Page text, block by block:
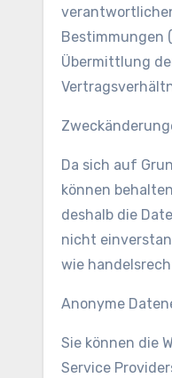
Bestimmungen
Übermittlung
Da sich auf
können
deshalb die
nicht
wie
Anonyme
Sie können die
Service